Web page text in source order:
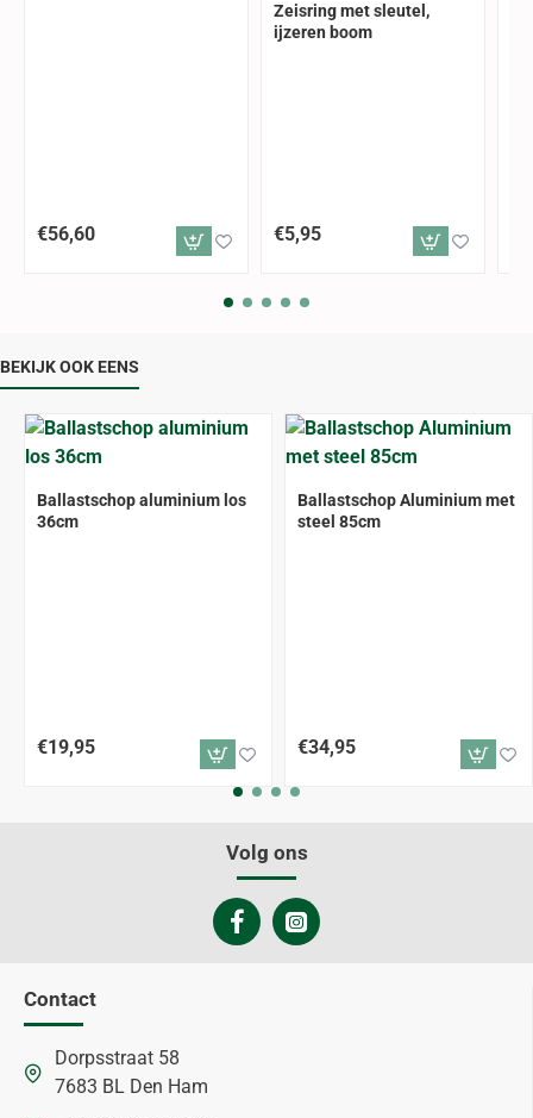
€56,60
Zeisring met sleutel,
ijzeren boom
€5,95
BEKIJK OOK EENS
Ballastschop aluminium los
36cm
€19,95
ALLEEN AFHALEN
Ballastschop Aluminium met
steel 85cm
€34,95
Volg ons
Contact
Dorpsstraat 58
7683 BL Den Ham